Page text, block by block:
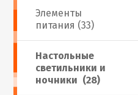
Настольные
светильники и
ночники (28)
Элементы
питания (33)